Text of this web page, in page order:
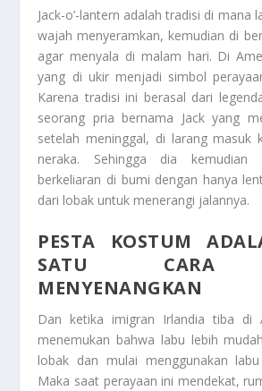
Jack-o’-lantern adalah tradisi di mana
wajah menyeramkan, kemudian di
agar menyala di malam hari. Di
yang di ukir menjadi simbol
Karena tradisi ini berasal dari
seorang pria bernama Jack yang
setelah meninggal, di larang masuk
neraka. Sehingga dia
berkeliaran di bumi dengan hanya
dari lobak untuk menerangi jalannya.
PESTA KOSTUM
SATU CARA
MENYENANGKAN
Dan ketika imigran Irlandia tiba di
menemukan bahwa labu lebih
lobak dan mulai menggunakan
Maka saat perayaan ini mendekat,